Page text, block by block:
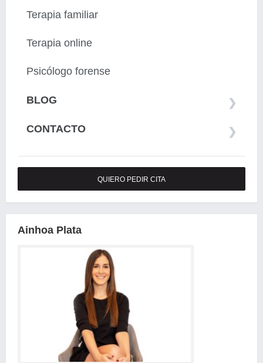
Terapia familiar
Terapia online
Psicólogo forense
BLOG
CONTACTO
QUIERO PEDIR CITA
Ainhoa Plata